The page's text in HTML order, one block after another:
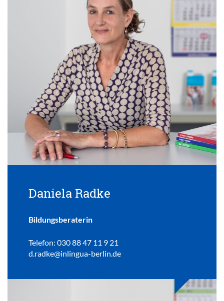
Daniela Radke
Bildungsberaterin
Telefon: 030 88 47 11 9 21
d.radke@inlingua-berlin.de